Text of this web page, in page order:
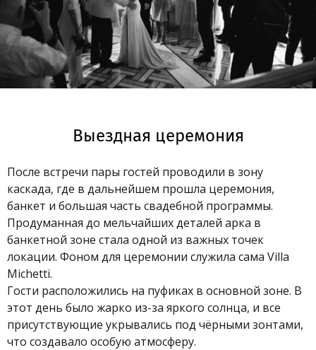
Выездная церемония
После встречи пары гостей проводили в зону
каскада, где в дальнейшем прошла церемония,
банкет и большая часть свадебной программы.
Продуманная до мельчайших деталей арка в
банкетной зоне стала одной из важных точек
локации. Фоном для церемонии служила сама Villa
Michetti.
Гости расположились на пуфиках в основной зоне. В
этот день было жарко из-за яркого солнца, и все
присутствующие укрывались под чёрными зонтами,
что создавало особую атмосферу.